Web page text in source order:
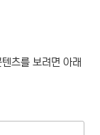
츠를 보려면 아래